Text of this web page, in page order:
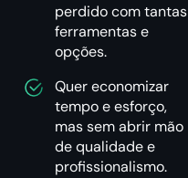
perdido com tantas
ferramentas e
opções.
Quer economizar
tempo e esforço,
mas sem abrir mão
de qualidade e
profissionalismo.